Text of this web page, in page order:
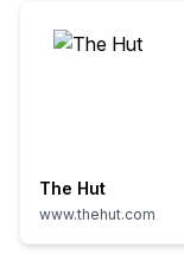
The Hut
www.thehut.com